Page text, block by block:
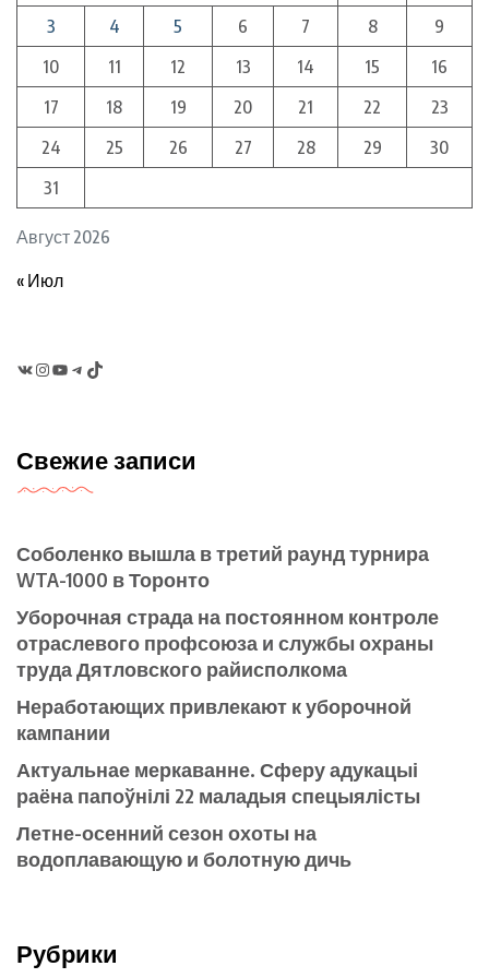
Август 2026
3 4 5 6 7 8
9
10
11 12 13 14 15
16
17
18 19 20 21 22
23
24
25 26 27 28 29
30
31
« Июл
Instagram
YouTubeTelegram
TikTok
Свежие записи
Соболенко вышла в третий раунд турнира
WTA-1000 в Торонто
Уборочная страда на постоянном контроле
отраслевого профсоюза и службы охраны
труда Дятловского райисполкома
Неработающих привлекают к уборочной
кампании
Актуальнае меркаванне. Сферу адукацыі
раёна папоўнілі 22 маладыя спецыялісты
Летне-осенний сезон охоты на
водоплавающую и болотную дичь
Рубрики